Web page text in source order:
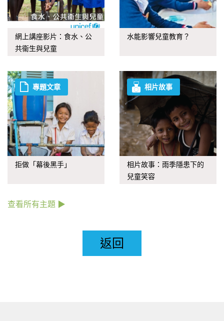
網上講座影片：食水、公
共衞生與兒童
水能影響兒童教育？
專題文章
拒做「幕後黑手」
相片故事
相片故事：雨季隱患下的
兒童笑容
查看所有主題 ▶
返回